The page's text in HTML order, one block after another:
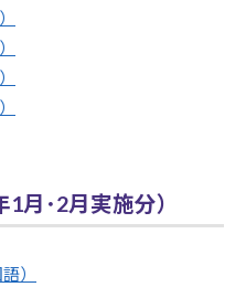
月･2月実施分）
）